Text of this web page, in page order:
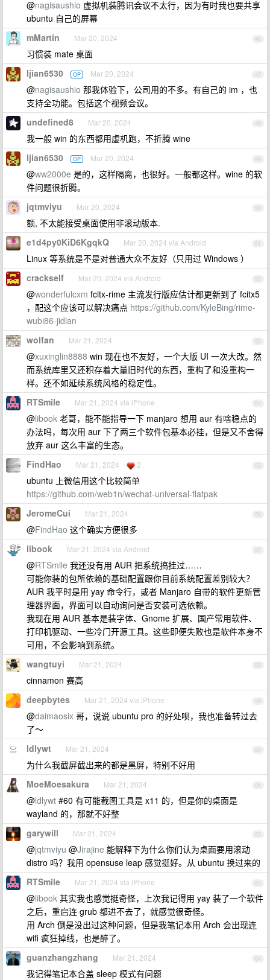
@nagisaushio 虚拟机装腾讯会议不太行，因为有时我也要共享
ubuntu 自己的屏幕
46
mMartin Mar 20, 2024
习惯装 mate 桌面
47
ljian6530 OP Mar 20, 2024
@nagisaushio 那我体验下，公司用的不多。有自己的 im ，也
支持全功能。包括这个视频会议。
48
undefined8 Mar 20, 2024
我一般 win 的东西都用虚机跑，不折腾 wine
49
ljian6530 OP Mar 20, 2024
@ww2000e 是的，这样隔离，也很好。一般都这样。wine 的软
件问题很折腾。
50
jqtmviyu Mar 20, 2024
额, 不太能接受桌面使用非滚动版本.
51
e1d4py0KiD6KgqkQ Mar 20, 2024 via Android
Linux 等系统是不是对普通大众不友好（只用过 Windows ）
52
crackself Mar 20, 2024 via Android
@wonderfulcxm fcitx-rime 主流发行版应估计都更新到了 fcitx5
，配这个应该可以解决痛点 https://github.com/KyleBing/rime-
wubi86-jidian
53
wolfan Mar 21, 2024
@xuxinglin8888 win 现在也不友好，一个大版 UI 一次大改。然
而系统库里又还积存着大量旧时代的东西，重构了和没重构一
样。还不如延续系统风格的稳定性。
54
RTSmile Mar 21, 2024 via iPhone
@libook 老哥，能不能指导一下 manjaro 想用 aur 有啥稳点的
办法吗，每次用 aur 下了两三个软件包基本必挂，但是又不舍得
放弃 aur 这么丰富的生态。
55
FindHao Mar 21, 2024 2
ubuntu 上微信用这个比较简单
https://github.com/web1n/wechat-universal-flatpak
56
JeromeCui Mar 21, 2024
@FindHao 这个确实方便很多
57
libook Mar 21, 2024 via Android
@RTSmile 我还没有用 AUR 把系统搞挂过……
可能你装的包所依赖的基础配置跟你目前系统配置差别较大？
AUR 我平时是用 yay 命令行，或者 Manjaro 自带的软件更新管
理器界面，界面可以自动询问是否安装可选依赖。
我现在用 AUR 基本是装字体、Gnome 扩展、国产常用软件、
打印机驱动、一些冷门开源工具。这些即便失败也是软件本身不
可用，不会影响到系统。
58
wangtuyi Mar 21, 2024
cinnamon 赛高
59
deepbytes Mar 21, 2024 via iPhone
@daimaosix 哥，说说 ubuntu pro 的好处呗，我也准备转过去
了～
60
ldlywt Mar 21, 2024
为什么我截屏截出来的都是黑屏，特别不好用
61
MoeMoesakura Mar 21, 2024
@ldlywt #60 有可能截图工具是 x11 的，但是你的桌面是
wayland 的，那就不好整
62
garywill Mar 21, 2024
@jqtmviyu @Jirajine 能解释下为什么你们认为桌面要用滚动
distro 吗？我用 opensuse leap 感觉挺好。从 ubuntu 换过来的
63
RTSmile Mar 21, 2024 via iPhone
@libook 其实我也感觉挺奇怪，上次我记得用 yay 装了一个软件
之后，重启连 grub 都进不去了，就感觉很奇怪。
用 Arch 倒是没出过这种问题，但是我笔记本用 Arch 会出现连
wifi 疯狂掉线，也是醉了。
64
guanzhangzhang Mar 21, 2024
我记得笔记本合盖 sleep 模式有问题